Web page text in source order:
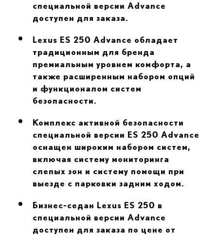
специальной версии Advance
доступен для заказа.
Lexus ES 250 Advance обладает
традиционным для бренда
премиальным уровнем комфорта, а
также расширенным набором опций
и функционалом систем
безопасности.
Комплекс активной безопасности
специальной версии ES 250 Advance
оснащен широким набором систем,
включая систему мониторинга
слепых зон и систему помощи при
выезде с парковки задним ходом.
Бизнес-седан Lexus ES 250 в
специальной версии Advance
доступен для заказа по цене от